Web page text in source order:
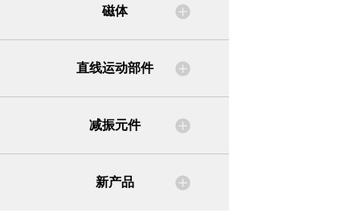
磁体
直线运动部件
减振元件
新产品